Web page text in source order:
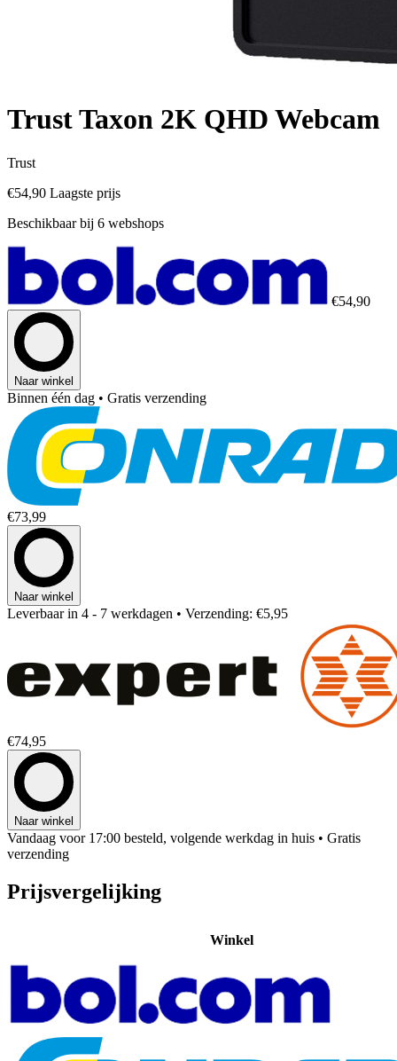
Trust Taxon 2K QHD Webcam
Trust
€54,90 Laagste prijs
Beschikbaar bij 6 webshops
€54,90
Naar winkel
Binnen één dag • Gratis verzending
€73,99
Naar winkel
Leverbaar in 4 - 7 werkdagen • Verzending: €5,95
€74,95
Naar winkel
Vandaag voor 17:00 besteld, volgende werkdag in huis • Gratis
verzending
Prijsvergelijking
Winkel